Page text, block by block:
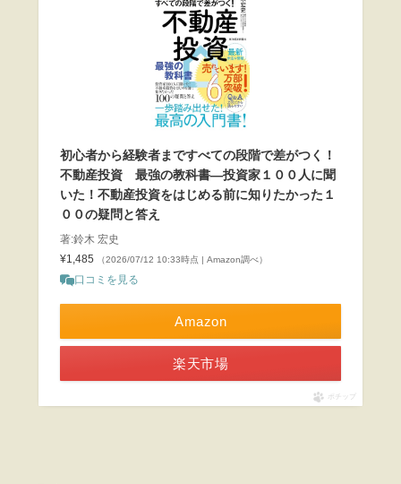
初心者から経験者まですべての段階で差がつく！
不動産投資 最強の教科書―投資家１００人に聞
いた！不動産投資をはじめる前に知りたかった１
００の疑問と答え
著:鈴木 宏史
¥1,485
（2026/07/12 10:33時点 | Amazon調べ）
口コミを見る
Amazon
楽天市場
ポチップ